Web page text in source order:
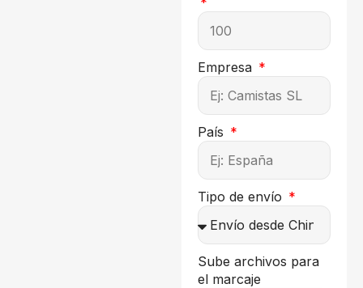
Empresa
País
Tipo de envío
Sube archivos para
el marcaje